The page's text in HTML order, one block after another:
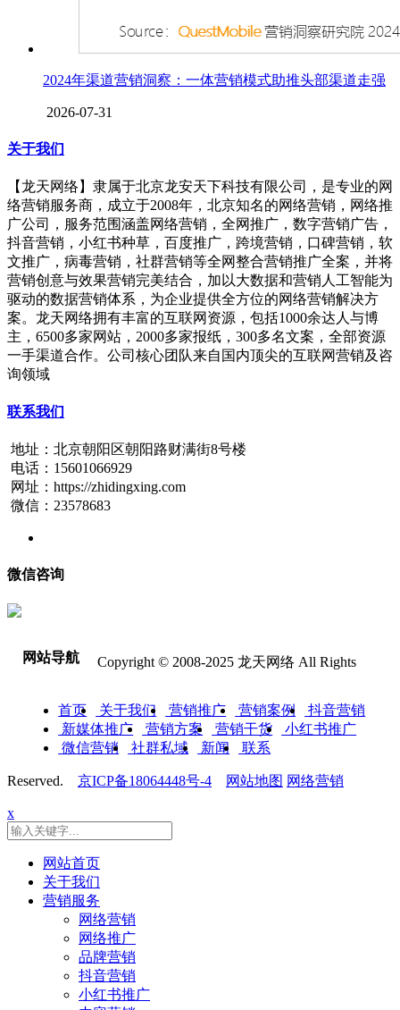
2024年渠道营销洞察：一体营销模式助推头部渠道走强
2026-07-31
关于我们
【龙天网络】隶属于北京龙安天下科技有限公司，是专业的网
络营销服务商，成立于2008年，北京知名的网络营销，网络推
广公司，服务范围涵盖网络营销，全网推广，数字营销广告，
抖音营销，小红书种草，百度推广，跨境营销，口碑营销，软
文推广，病毒营销，社群营销等全网整合营销推广全案，并将
营销创意与效果营销完美结合，加以大数据和营销人工智能为
驱动的数据营销体系，为企业提供全方位的网络营销解决方
案。龙天网络拥有丰富的互联网资源，包括1000余达人与博
主，6500多家网站，2000多家报纸，300多名文案，全部资源
一手渠道合作。公司核心团队来自国内顶尖的互联网营销及咨
询领域
联系我们
地址：北京朝阳区朝阳路财满街8号楼
电话：15601066929
网址：https://zhidingxing.com
微信：23578683
微信咨询
网站导航
首页 关于我们 营销推广 营销案例
抖音营销
新媒体推广
营销方案 营销干货
小红书推广
微信营销
社群私域 新闻 联系
Copyright © 2008-2025 龙天网络 All Rights
Reserved. 京ICP备18064448号-4 网站地图 网络营销
x
网站首页
关于我们
营销服务
网络营销
网络推广
品牌营销
抖音营销
小红书推广